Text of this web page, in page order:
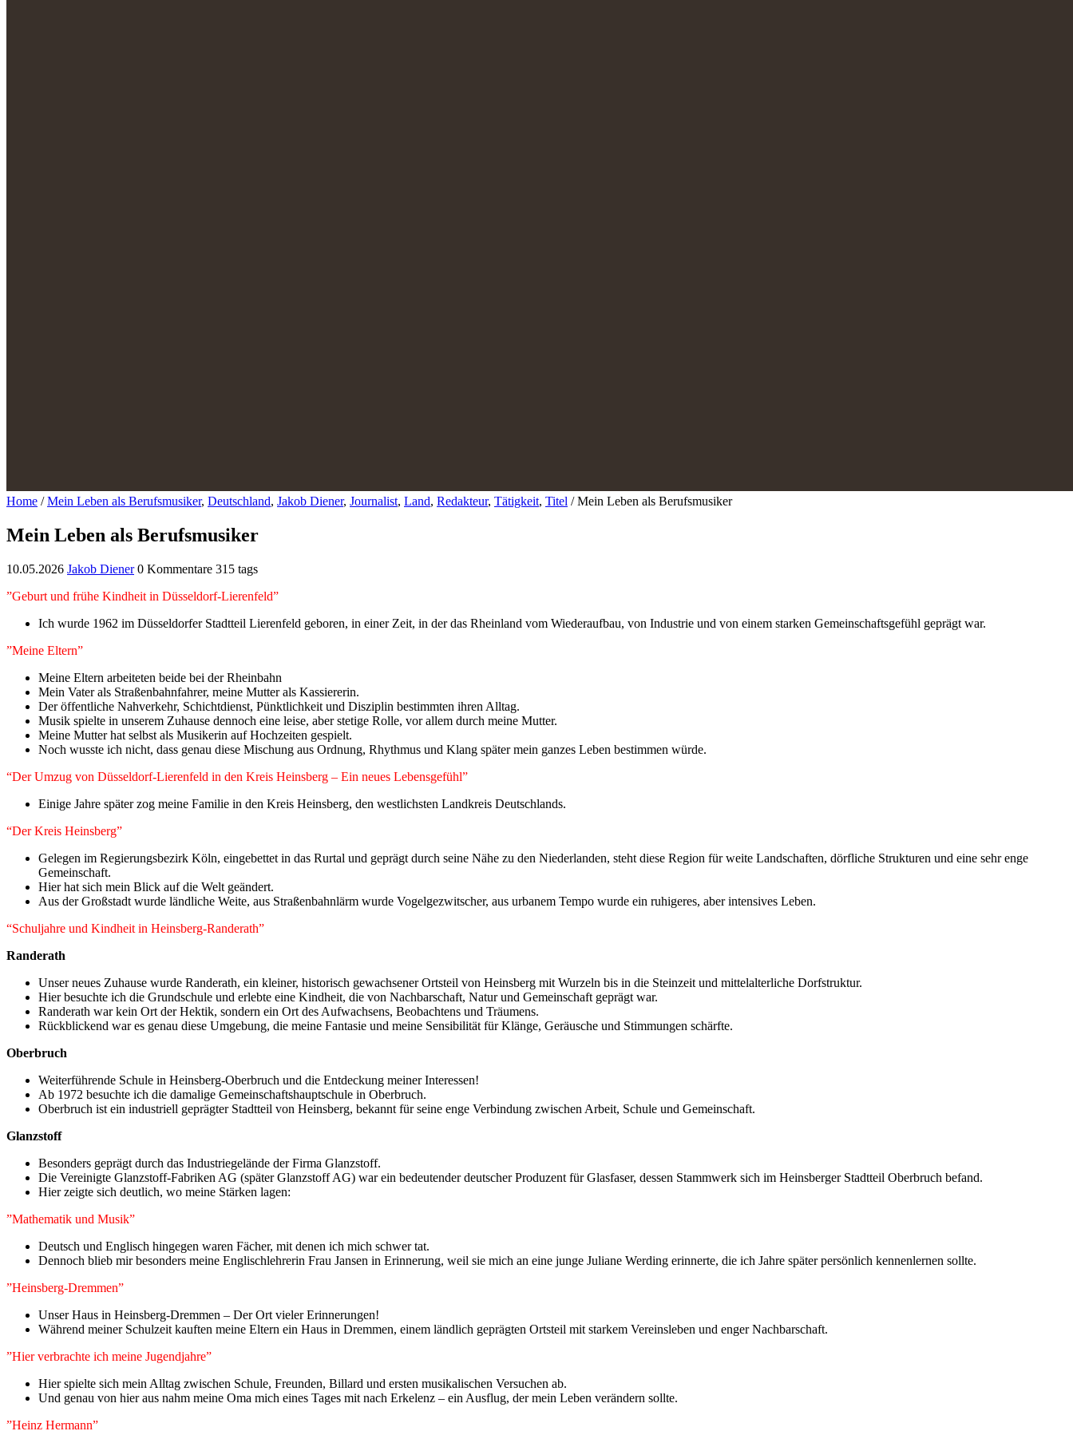
Home /Mein Leben als Berufsmusiker, Deutschland, Jakob Diener, Journalist, Land, Redakteur, Tätigkeit, Titel /Mein Leben als Berufsmusiker
Mein Leben als Berufsmusiker
10.05.2026 Jakob Diener 0 Kommentare 315 tags
”Geburt und frühe Kindheit in Düsseldorf-Lierenfeld”
Ich wurde 1962 im Düsseldorfer Stadtteil Lierenfeld geboren, in einer Zeit, in der das Rheinland vom Wiederaufbau, von Industrie und von einem starken Gemeinschaftsgefühl geprägt war.
”Meine Eltern”
Meine Eltern arbeiteten beide bei der Rheinbahn
Mein Vater als Straßenbahnfahrer, meine Mutter als Kassiererin.
Der öffentliche Nahverkehr, Schichtdienst, Pünktlichkeit und Disziplin bestimmten ihren Alltag.
Musik spielte in unserem Zuhause dennoch eine leise, aber stetige Rolle, vor allem durch meine Mutter.
Meine Mutter hat selbst als Musikerin auf Hochzeiten gespielt.
Noch wusste ich nicht, dass genau diese Mischung aus Ordnung, Rhythmus und Klang später mein ganzes Leben bestimmen würde.
“Der Umzug von Düsseldorf-Lierenfeld in den Kreis Heinsberg – Ein neues Lebensgefühl”
Einige Jahre später zog meine Familie in den Kreis Heinsberg, den westlichsten Landkreis Deutschlands.
“Der Kreis Heinsberg”
Gelegen im Regierungsbezirk Köln, eingebettet in das Rurtal und geprägt durch seine Nähe zu den Niederlanden, steht diese Region für weite Landschaften, dörfliche Strukturen und eine sehr enge
Gemeinschaft.
Hier hat sich mein Blick auf die Welt geändert.
Aus der Großstadt wurde ländliche Weite, aus Straßenbahnlärm wurde Vogelgezwitscher, aus urbanem Tempo wurde ein ruhigeres, aber intensives Leben.
“Schuljahre und Kindheit in Heinsberg‑Randerath”
Randerath
Unser neues Zuhause wurde Randerath, ein kleiner, historisch gewachsener Ortsteil von Heinsberg mit Wurzeln bis in die Steinzeit und mittelalterliche Dorfstruktur.
Hier besuchte ich die Grundschule und erlebte eine Kindheit, die von Nachbarschaft, Natur und Gemeinschaft geprägt war.
Randerath war kein Ort der Hektik, sondern ein Ort des Aufwachsens, Beobachtens und Träumens.
Rückblickend war es genau diese Umgebung, die meine Fantasie und meine Sensibilität für Klänge, Geräusche und Stimmungen schärfte.
Oberbruch
Weiterführende Schule in Heinsberg‑Oberbruch und die Entdeckung meiner Interessen!
Ab 1972 besuchte ich die damalige Gemeinschaftshauptschule in Oberbruch.
Oberbruch ist ein industriell geprägter Stadtteil von Heinsberg, bekannt für seine enge Verbindung zwischen Arbeit, Schule und Gemeinschaft.
Glanzstoff
Besonders geprägt durch das Industriegelände der Firma Glanzstoff.
Die Vereinigte Glanzstoff-Fabriken AG (später Glanzstoff AG) war ein bedeutender deutscher Produzent für Glasfaser, dessen Stammwerk sich im Heinsberger Stadtteil Oberbruch befand.
Hier zeigte sich deutlich, wo meine Stärken lagen:
”Mathematik und Musik”
Deutsch und Englisch hingegen waren Fächer, mit denen ich mich schwer tat.
Dennoch blieb mir besonders meine Englischlehrerin Frau Jansen in Erinnerung, weil sie mich an eine junge Juliane Werding erinnerte, die ich Jahre später persönlich kennenlernen sollte.
”Heinsberg-Dremmen”
Unser Haus in Heinsberg-Dremmen – Der Ort vieler Erinnerungen!
Während meiner Schulzeit kauften meine Eltern ein Haus in Dremmen, einem ländlich geprägten Ortsteil mit starkem Vereinsleben und enger Nachbarschaft.
”Hier verbrachte ich meine Jugendjahre”
Hier spielte sich mein Alltag zwischen Schule, Freunden, Billard und ersten musikalischen Versuchen ab.
Und genau von hier aus nahm meine Oma mich eines Tages mit nach Erkelenz – ein Ausflug, der mein Leben verändern sollte.
”Heinz Hermann”